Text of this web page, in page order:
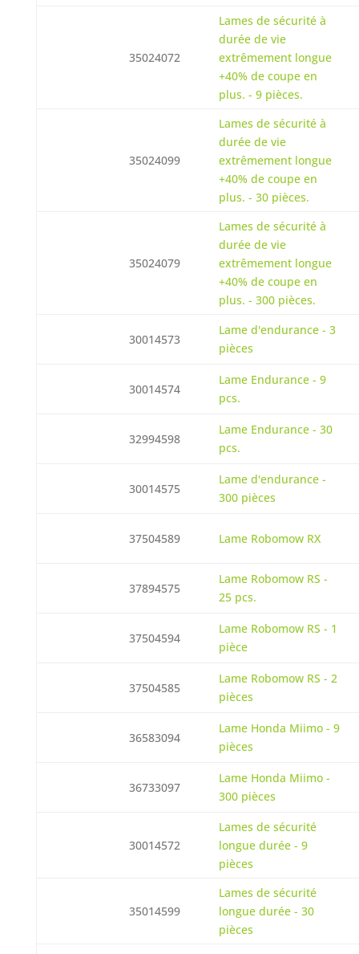
35024072
Lames de sécurité à
durée de vie
extrêmement longue
+40% de coupe en
plus. - 9 pièces.
35024099
Lames de sécurité à
durée de vie
extrêmement longue
+40% de coupe en
plus. - 30 pièces.
35024079
Lames de sécurité à
durée de vie
extrêmement longue
+40% de coupe en
plus. - 300 pièces.
30014573
Lame d'endurance - 3
pièces
30014574
Lame Endurance - 9
pcs.
32994598
Lame Endurance - 30
pcs.
30014575
Lame d'endurance -
300 pièces
37504589 Lame Robomow RX
37894575
Lame Robomow RS -
25 pcs.
37504594
Lame Robomow RS - 1
pièce
37504585
Lame Robomow RS - 2
pièces
36583094
Lame Honda Miimo - 9
pièces
36733097
Lame Honda Miimo -
300 pièces
30014572
Lames de sécurité
longue durée - 9
pièces
35014599
Lames de sécurité
longue durée - 30
pièces